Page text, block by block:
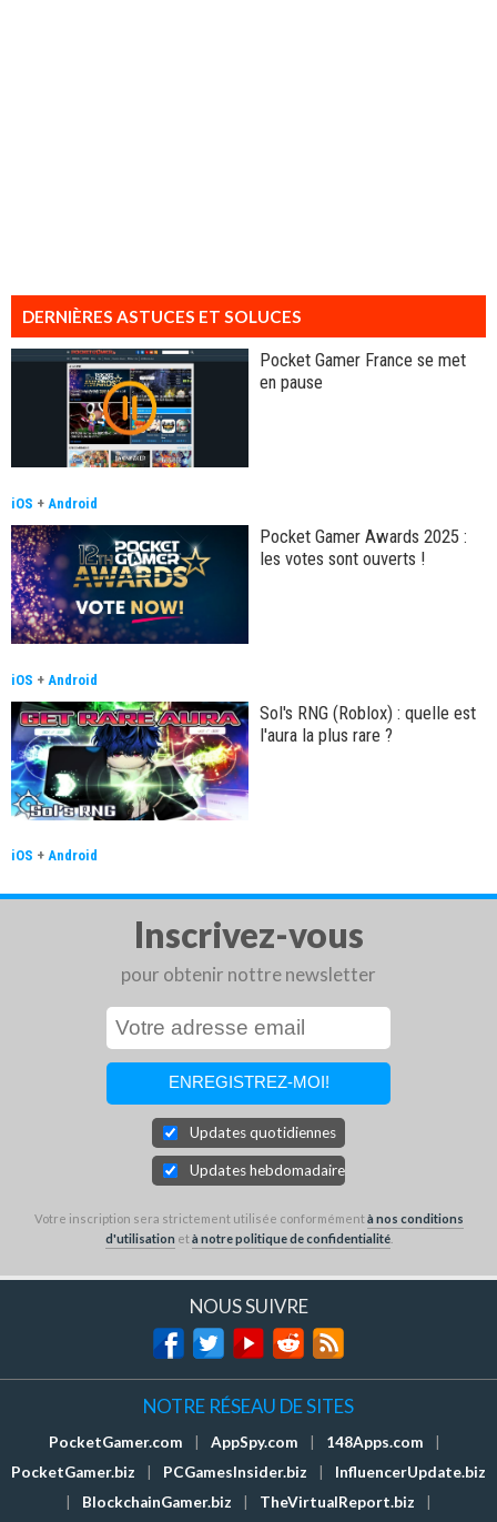
DERNIÈRES ASTUCES ET SOLUCES
Pocket Gamer France se met
en pause
iOS + Android
Pocket Gamer Awards 2025 :
les votes sont ouverts !
iOS + Android
Sol's RNG (Roblox) : quelle est
l'aura la plus rare ?
iOS + Android
Inscrivez-vous
pour obtenir nottre newsletter
Updates quotidiennes
Updates hebdomadaires
Votre inscription sera strictement utilisée conformémentà nos conditions
d'utilisation età notre politique de confidentialité.
NOUS SUIVRE
NOTRE RÉSEAU DE SITES
PocketGamer.com AppSpy.com 148Apps.com
PocketGamer.biz
PCGamesInsider.biz
InfluencerUpdate.biz
BlockchainGamer.biz TheVirtualReport.biz